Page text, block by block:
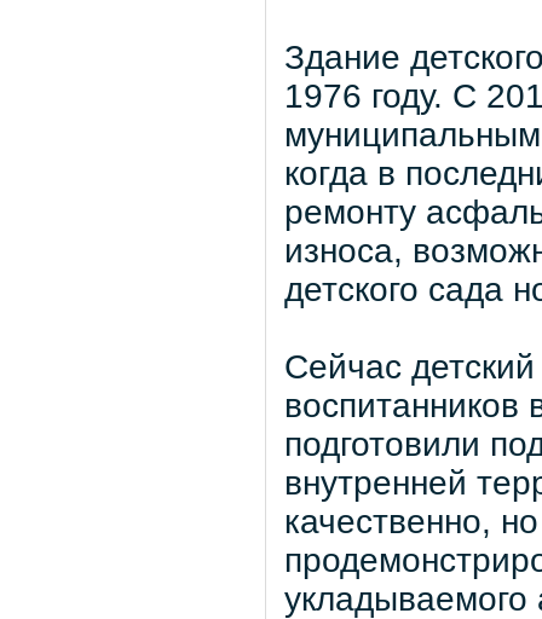
Здание
1976 году. С
когда в
ремонту
износа,
детского сада
Сейчас
воспитанников
подготовили
внутренней
качественно,